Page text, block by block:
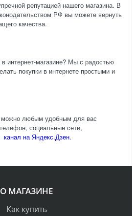
репутацией нашего магазина. В
РФ вы можете вернуть
качества.
интернет-магазине? Мы с радостью
покупки в интернете простыми и
можно любым удобным для вас
социальные сети,
канал на Яндекс.Дзен.
О МАГАЗИНЕ
Как купить